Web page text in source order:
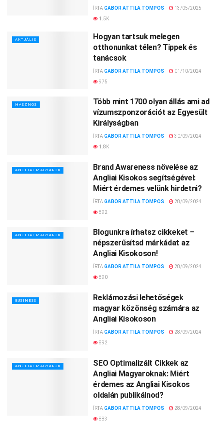
ÍRTA GABOR ATTILA TOMPOS
13/05/2025
1.5K
AKTUÁLIS
Hogyan tartsuk melegen
otthonunkat télen? Tippek és
tanácsok
ÍRTA GABOR ATTILA TOMPOS
01/10/2024
975
HASZNOS
Több mint 1700 olyan állás ami ad
vízumszponzorációt az Egyesült
Királyságban
ÍRTA GABOR ATTILA TOMPOS
30/09/2024
1.8K
ANGLIAI MAGYAROK
Brand Awareness növelése az
Angliai Kisokos segítségével:
Miért érdemes velünk hirdetni?
ÍRTA GABOR ATTILA TOMPOS
28/09/2024
892
ANGLIAI MAGYAROK
Blogunkra írhatsz cikkeket –
népszerűsítsd márkádat az
Angliai Kisokoson!
ÍRTA GABOR ATTILA TOMPOS
28/09/2024
890
BUSINESS
Reklámozási lehetőségek
magyar közönség számára az
Angliai Kisokoson
ÍRTA GABOR ATTILA TOMPOS
28/09/2024
892
ANGLIAI MAGYAROK
SEO Optimalizált Cikkek az
Angliai Magyaroknak: Miért
érdemes az Angliai Kisokos
oldalán publikálnod?
ÍRTA GABOR ATTILA TOMPOS
28/09/2024
883